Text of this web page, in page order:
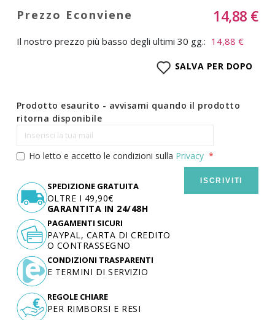
14,88 €
Il nostro prezzo più basso degli ultimi 30 gg.: 14,88 €
SALVA PER DOPO
Prodotto esaurito - avvisami quando il prodotto
ritorna disponibile
Ho letto e accetto le condizioni sulla Privacy
ISCRIVITI
SPEDIZIONE GRATUITA
OLTRE I 49,90€
GARANTITA IN 24/48H
PAGAMENTI SICURI
PAYPAL, CARTA DI CREDITO
O CONTRASSEGNO
CONDIZIONI TRASPARENTI
E TERMINI DI SERVIZIO
REGOLE CHIARE
PER RIMBORSI E RESI